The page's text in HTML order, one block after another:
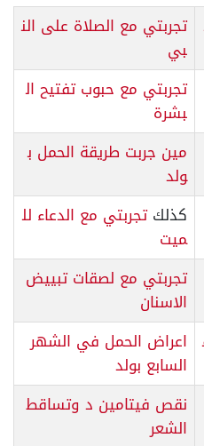
تجربتي مع الصلاة على الن
بي
تجربتي مع حبوب تفتيح ال
بشرة
مين جربت طريقة الحمل ب
ولد
كذلكتجربتي مع الدعاء لل
ميت
تجربتي مع لصقات تبييض
الاسنان
اعراض الحمل في الشهر
السابع بولد
نقص فيتامين د وتساقط
الشعر